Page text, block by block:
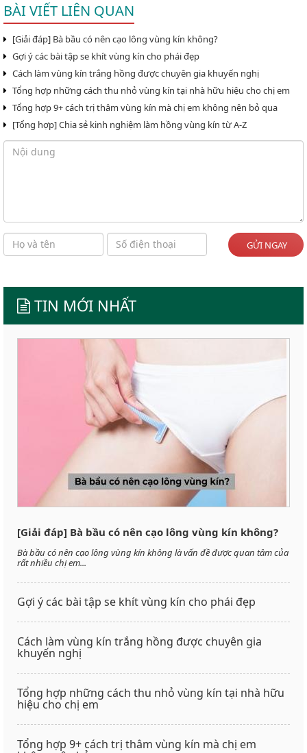
BÀI VIẾT LIÊN QUAN
[Giải đáp] Bà bầu có nên cạo lông vùng kín không?
Gợi ý các bài tập se khít vùng kín cho phái đẹp
Cách làm vùng kín trắng hồng được chuyên gia khuyến nghị
Tổng hợp những cách thu nhỏ vùng kín tại nhà hữu hiệu cho chị em
Tổng hợp 9+ cách trị thâm vùng kín mà chị em không nên bỏ qua
[Tổng hợp] Chia sẻ kinh nghiệm làm hồng vùng kín từ A-Z
GỬI NGAY
TIN MỚI NHẤT
[Giải đáp] Bà bầu có nên cạo lông vùng kín không?
Bà bầu có nên cạo lông vùng kín không là vấn đề được quan tâm của
rất nhiều chị em...
Gợi ý các bài tập se khít vùng kín cho phái đẹp
Cách làm vùng kín trắng hồng được chuyên gia
khuyến nghị
Tổng hợp những cách thu nhỏ vùng kín tại nhà hữu
hiệu cho chị em
Tổng hợp 9+ cách trị thâm vùng kín mà chị em